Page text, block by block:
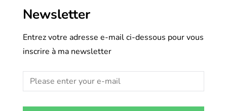
Newsletter
Entrez votre adresse e-mail ci-dessous pour vous
inscrire à ma newsletter